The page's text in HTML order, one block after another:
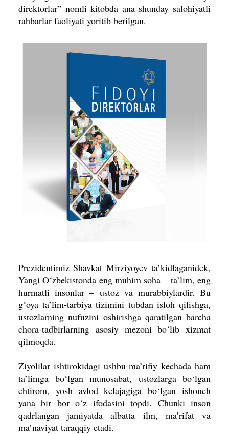
direktorlar” nomli kitobda ana shunday salohiyatli
rahbarlar faoliyati yoritib berilgan.
Prezidentimiz Shavkat Mirziyoyev ta’kidlaganidek,
Yangi O‘zbekistonda eng muhim soha – ta’lim, eng
hurmatli insonlar – ustoz va murabbiylardir. Bu
g‘oya ta’lim-tarbiya tizimini tubdan isloh qilishga,
ustozlarning nufuzini oshirishga qaratilgan barcha
chora-tadbirlarning asosiy mezoni bo‘lib xizmat
qilmoqda.
Ziyolilar ishtirokidagi ushbu ma’rifiy kechada ham
ta’limga bo‘lgan munosabat, ustozlarga bo‘lgan
ehtirom, yosh avlod kelajagiga bo‘lgan ishonch
yana bir bor o‘z ifodasini topdi. Chunki inson
qadrlangan jamiyatda albatta ilm, ma’rifat va
ma’naviyat taraqqiy etadi.